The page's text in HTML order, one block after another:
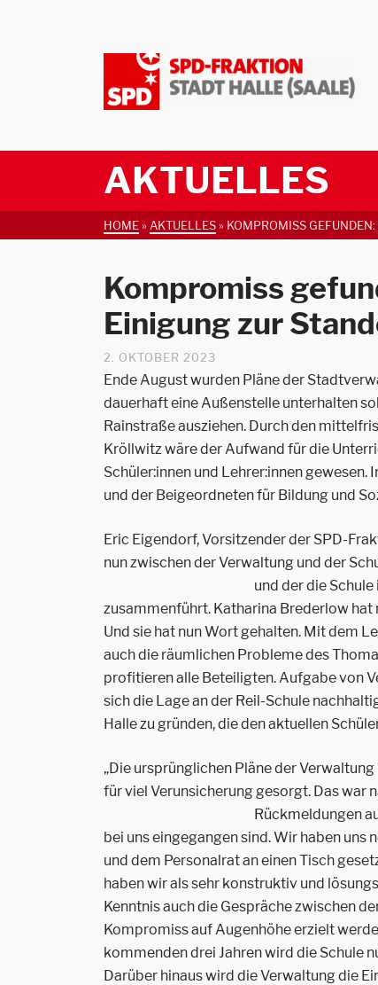
AKTUELLES
HOME» AKTUELLES» KOMPROMISS
Kompromiss
Einigung zur
2. OKTOBER 2023
Ende August wurden Pläne der
dauerhaft eine Außenstelle unterhalten
Rainstraße ausziehen. Durch den
Kröllwitz wäre der Aufwand für die
Schüler:innen und Lehrer:innen
und der Beigeordneten für Bildung und
Eric Eigendorf, Vorsitzender der SPD-
nun zwischen der Verwaltung und der
und der die
zusammenführt. Katharina Brederlow
Und sie hat nun Wort gehalten. Mit dem
auch die räumlichen Probleme des
profitieren alle Beteiligten. Aufgabe von
sich die Lage an der Reil-Schule
Halle zu gründen, die den aktuellen
„Die ursprünglichen Pläne der
für viel Verunsicherung gesorgt. Das war
Rückmeldungen
bei uns eingegangen sind. Wir haben
und dem Personalrat an einen Tisch
haben wir als sehr konstruktiv und
Kenntnis auch die Gespräche zwischen
Kompromiss auf Augenhöhe erzielt
kommenden drei Jahren wird die Schule
Darüber hinaus wird die Verwaltung die